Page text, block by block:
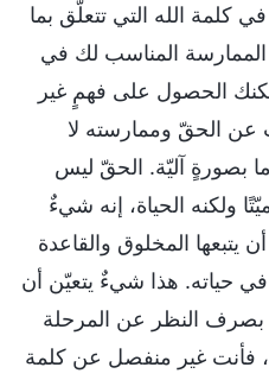
كلمة الله التي تتعلّق بما
المناسب لك في
الحصول على فهمٍ غير
عن الحقّ وممارسته لا
بصورةٍ آليّة. الحقّ ليس
ولكنه الحياة، إنه شيءٌ
يتبعها المخلوق والقاعدة
في حياته. هذا شيءٌ يتعيّن أن
بصرف النظر عن المرحلة
فأنت غير منفصل عن كلمة